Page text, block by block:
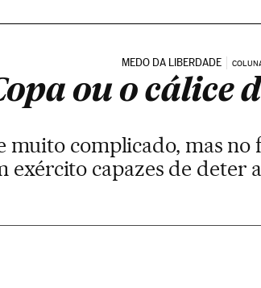
MEDO DA LIBERDADE
ou o cálice
muito complicado, mas
exército capazes de deter